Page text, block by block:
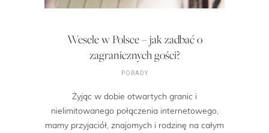
Wesele w Polsce – jak zadbać o
zagranicznych gości?
PORADY
Żyjąc w dobie otwartych granic i
nielimitowanego połączenia internetowego,
mamy przyjaciół, znajomych i rodzinę na całym